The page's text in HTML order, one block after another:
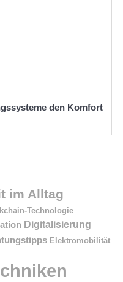
den Komfort
im Alltag
Technologie
Digitalisierung
Elektromobilität